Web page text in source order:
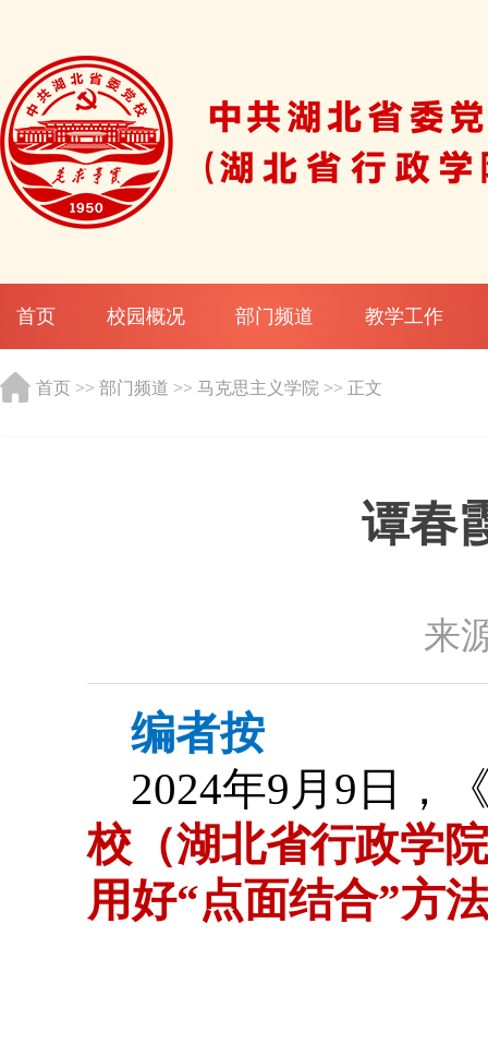
首页 校园概况 部门频道 教学工作
首页 >> 部门频道 >> 马克思主义学院 >> 正文
谭春
来
编者按
2024年9月9日，
校（湖北省行政学
用好“点面结合”方